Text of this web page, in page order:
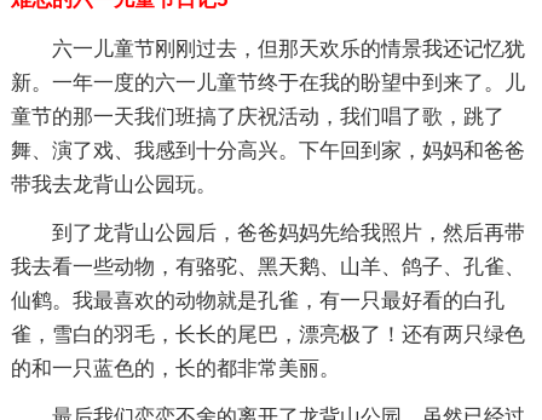
六一儿童节刚刚过去，但那天欢乐的情景我还记忆犹
新。一年一度的六一儿童节终于在我的盼望中到来了。儿
童节的那一天我们班搞了庆祝活动，我们唱了歌，跳了
舞、演了戏、我感到十分高兴。下午回到家，妈妈和爸爸
带我去龙背山公园玩。
到了龙背山公园后，爸爸妈妈先给我照片，然后再带
我去看一些动物，有骆驼、黑天鹅、山羊、鸽子、孔雀、
仙鹤。我最喜欢的动物就是孔雀，有一只最好看的白孔
雀，雪白的羽毛，长长的尾巴，漂亮极了！还有两只绿色
的和一只蓝色的，长的都非常美丽。